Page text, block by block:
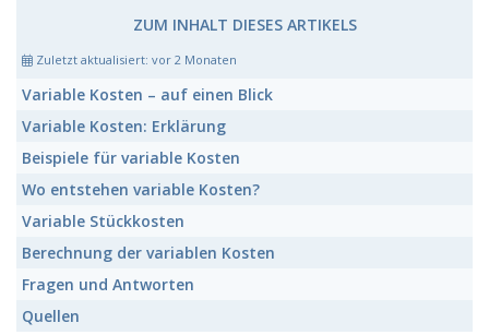
ZUM INHALT DIESES ARTIKELS
Zuletzt aktualisiert: vor 2 Monaten
Variable Kosten – auf einen Blick
Variable Kosten: Erklärung
Beispiele für variable Kosten
Wo entstehen variable Kosten?
Variable Stückkosten
Berechnung der variablen Kosten
Fragen und Antworten
Quellen